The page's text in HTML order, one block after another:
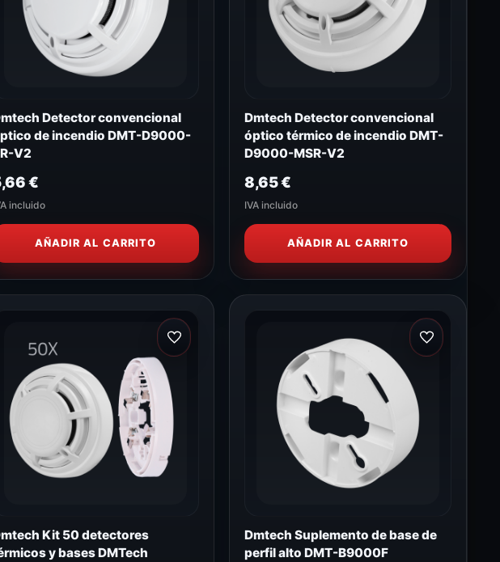
Detector convencional
de incendio DMT-D9000-
V2
€
incluido
AÑADIR AL CARRITO
Dmtech Detector convencional
óptico térmico de incendio DMT-
D9000-MSR-V2
8,65€
IVA incluido
AÑADIR AL CARRITO
Kit 50 detectores
y bases DMTech
Dmtech Suplemento de base de
perfil alto DMT-B9000F